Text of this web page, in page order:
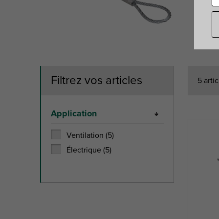
5
Filtrez vos articles
Application
Ventilation (5)
Électrique (5)